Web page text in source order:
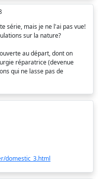
série, mais je ne l'ai pas vue!
sur la nature?
au départ, dont on
réparatrice (devenue
qui ne lasse pas de
domestic_3.html